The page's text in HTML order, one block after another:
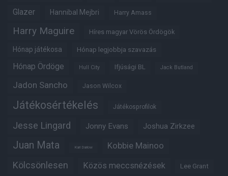
Glazer Hannibal Mejbri Harry Amass
Harry Maguire Híres magyar Vörös Ördögök
Hónap játékosa Hónap legjobbja szavazás
Hónap Ördöge Hull City Ifjúsági BL Jack Butland
Jadon Sancho Jason Wilcox
Játékosértékelés Játékosprofilok
Jesse Lingard Jonny Evans Joshua Zirkzee
Juan Mata Karl Darlow Kobbie Mainoo
Kölcsönlesen Közös meccsnézések Lee Grant